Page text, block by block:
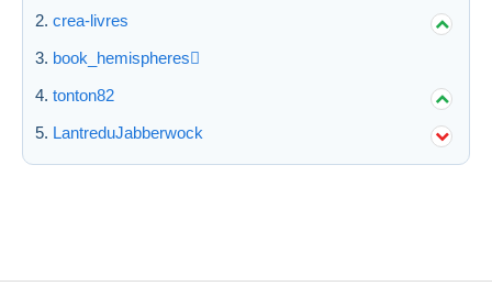
crea-livres
book_hemispheres
tonton82
LantreduJabberwock